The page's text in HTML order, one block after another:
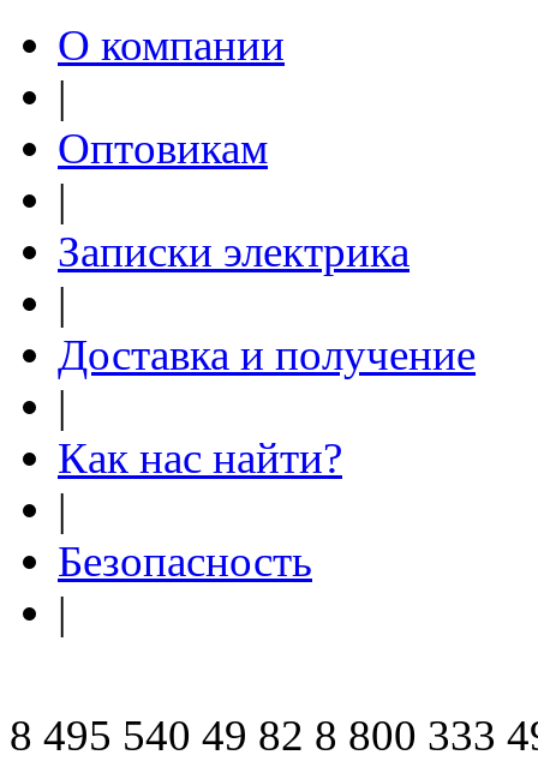
О компании
|
Оптовикам
|
Записки электрика
|
Доставка и получение
|
Как нас найти?
|
Безопасность
|
8 495 540 49 82 8 800 333